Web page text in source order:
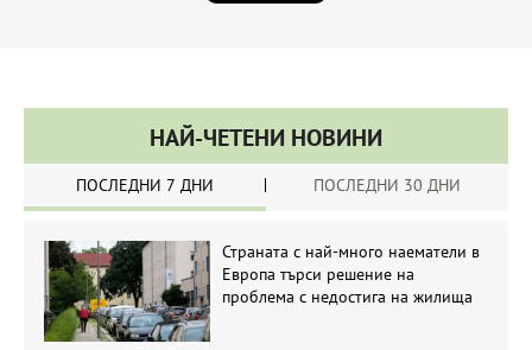
НАЙ-ЧЕТЕНИ НОВИНИ
ПОСЛЕДНИ 7 ДНИ ПОСЛЕДНИ 30 ДНИ
Страната с най-много наематели в
Европа търси решение на
проблема с недостига на жилища